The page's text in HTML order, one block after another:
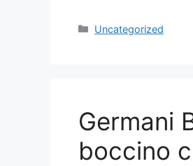
Categories
Uncategorized
Germani
boccino